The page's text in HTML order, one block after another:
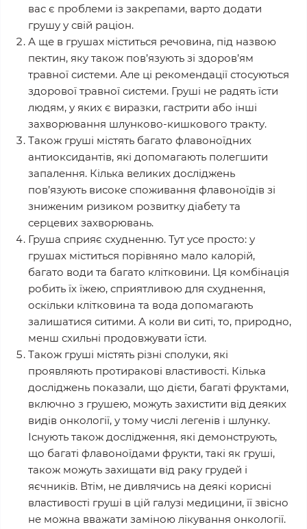
вас є проблеми із закрепами, варто додати
грушу у свій раціон.
А ще в грушах міститься речовина, під назвою
пектин, яку також пов’язують зі здоров’ям
травної системи. Але ці рекомендації стосуються
здорової травної системи. Груші не радять їсти
людям, у яких є виразки, гастрити або інші
захворювання шлунково-кишкового тракту.
Також груші містять багато флавоноїдних
антиоксидантів, які допомагають полегшити
запалення. Кілька великих досліджень
пов’язують високе споживання флавоноїдів зі
зниженим ризиком розвитку діабету та
серцевих захворювань.
Груша сприяє схудненню. Тут усе просто: у
грушах міститься порівняно мало калорій,
багато води та багато клітковини. Ця комбінація
робить їх їжею, сприятливою для схуднення,
оскільки клітковина та вода допомагають
залишатися ситими. А коли ви ситі, то, природно,
менш схильні продовжувати їсти.
Також груші містять різні сполуки, які
проявляють протиракові властивості. Кілька
досліджень показали, що дієти, багаті фруктами,
включно з грушею, можуть захистити від деяких
видів онкології, у тому числі легенів і шлунку.
Існують також дослідження, які демонструють,
що багаті флавоноїдами фрукти, такі як груші,
також можуть захищати від раку грудей і
яєчників. Втім, не дивлячись на деякі корисні
властивості груші в цій галузі медицини, її звісно
не можна вважати заміною лікування онкології.